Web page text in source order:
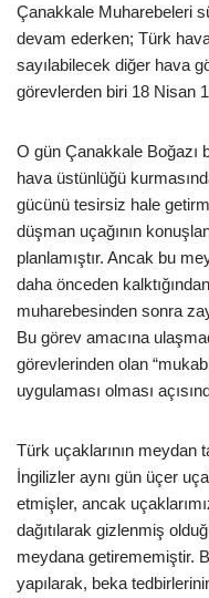
Çanakkale Muharebeleri
devam ederken; Türk
sayılabilecek diğer hava
görevlerden biri 18 Nisan
O gün Çanakkale Boğazı
hava üstünlüğü
gücünü tesirsiz hale
düşman uçağının
planlamıştır. Ancak bu
daha önceden
muharebesinden sonra
Bu görev amacına
görevlerinden olan
uygulaması olması
Türk uçaklarının meydan
İngilizler aynı gün üçer
etmişler, ancak
dağıtılarak gizlenmiş
meydana getirememiştir.
yapılarak, beka